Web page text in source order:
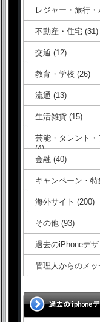
レジャー・旅行
不動産・住宅 (31)
交通 (12)
教育・学校 (26)
流通 (13)
生活雑貨 (15)
芸能・タレント
(4)
金融 (40)
キャンペーン・特
海外サイト (200)
その他 (93)
過去のiPhoneデ
管理人からのメ